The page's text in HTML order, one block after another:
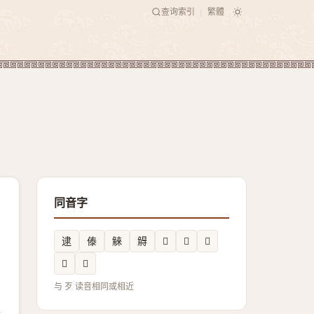
查询索引 繁體
同音字
逮 傣 䚞 䚟 𠯪 𡛃
𩷥
𥼒
𨑰
与 歹 读音相同或相近